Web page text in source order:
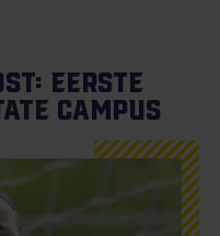
eerste
Campus